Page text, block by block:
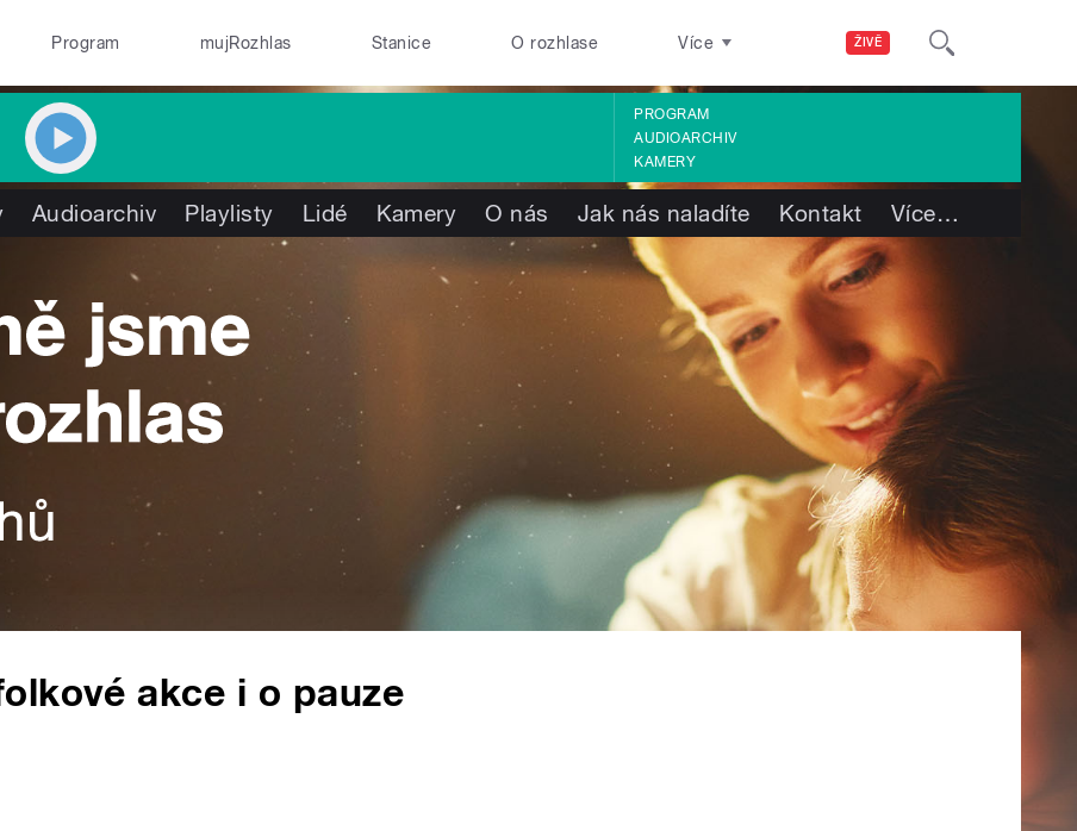
ŽIVĚ
Program mujRozhlas Stanice O rozhlase Více
PROGRAM
AUDIOARCHIV
KAMERY
Audioarchiv Playlisty Lidé Kamery O nás Jak nás naladíte Kontakt Více…
akce i o pauze